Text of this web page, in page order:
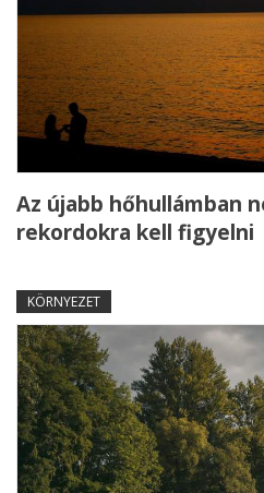
Az újabb hőhullámban
rekordokra kell figyelni
KÖRNYEZET